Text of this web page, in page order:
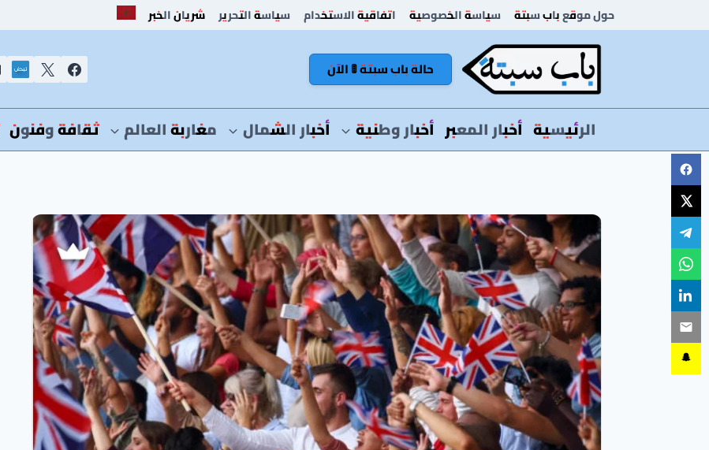
إلى
حول موقع باب سبتة سياسة الخصوصية اتفاقية الاستخدام سياسة التحرير شريان الخبر
حالة باب سبتة 🚦 الآن
الرئيسية أخبار المعبر أخبار وطنية أخبار الشمال مغاربة العالم ثقافة وفنون